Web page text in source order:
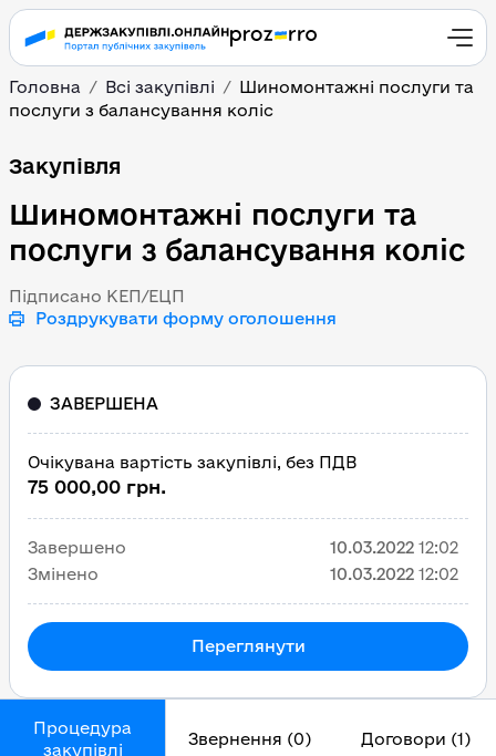
Головна Всі закупівлі
Шиномонтажні послуги та
послуги з балансування коліс
Шиномонтажні послуги
Закупівля
Шиномонтажні послуги та
послуги з балансування коліс
Підписано КЕП/ЕЦП
Роздрукувати форму оголошення
Процедура
закупівлі
Звернення (0) Договори (1)
ЗАВЕРШЕНА
Очікувана вартість закупівлі, без ПДВ
75 000,00 грн.
Завершено 10.03.2022 12:02
Змінено
10.03.2022 12:02
Переглянути